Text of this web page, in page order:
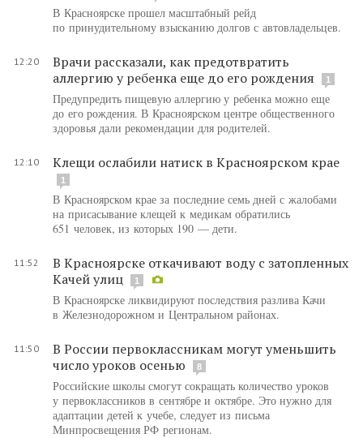
В Красноярске прошел масштабный рейд
по принудительному взысканию долгов с автовладельцев.
12:20
Врачи рассказали, как предотвратить
аллергию у ребенка еще до его рождения
1
Предупредить пищевую аллергию у ребенка можно еще
до его рождения. В Красноярском центре общественного
здоровья дали рекомендации для родителей.
12:10 Клещи ослабили натиск в Красноярском крае
1
В Красноярском крае за последние семь дней с жалобами
на присасывание клещей к медикам обратились
651 человек, из которых 190 — дети.
11:52
В Красноярске откачивают воду с затопленных
Качей улиц
1
В Красноярске ликвидируют последствия разлива Качи
в Железнодорожном и Центральном районах.
11:50
В России первоклассникам могут уменьшить
число уроков осенью
8
Российские школы смогут сокращать количество уроков
у первоклассников в сентябре и октябре. Это нужно для
адаптации детей к учебе, следует из письма
Минпросвещения РФ регионам.